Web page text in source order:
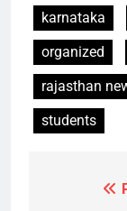
karnataka
organized
rajasthan
students